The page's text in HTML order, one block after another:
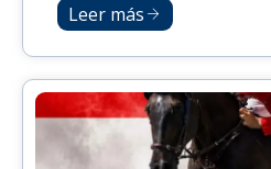
Leer más